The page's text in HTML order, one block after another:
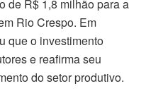
de R$ 1,8 milhão para a
Rio Crespo. Em
que o investimento
e reafirma seu
do setor produtivo.